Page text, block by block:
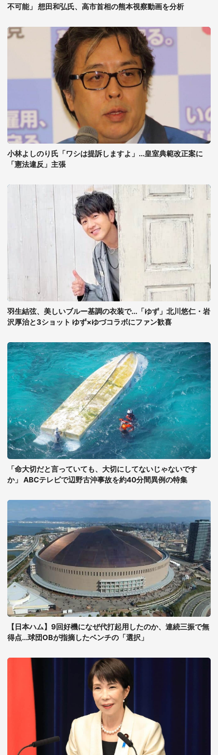
不可能」 想田和弘氏、高市首相の熊本視察動画を分析
小林よしのり氏「ワシは提訴しますよ」...皇室典範改正案に
「憲法違反」主張
羽生結弦、美しいブルー基調の衣装で...「ゆず」北川悠仁・岩
沢厚治と3ショット ゆず×ゆづコラボにファン歓喜
「命大切だと言っていても、大切にしてないじゃないです
か」 ABCテレビで辺野古沖事故を約40分間異例の特集
【日本ハム】9回好機になぜ代打起用したのか、連続三振で無
得点...球団OBが指摘したベンチの「選択」